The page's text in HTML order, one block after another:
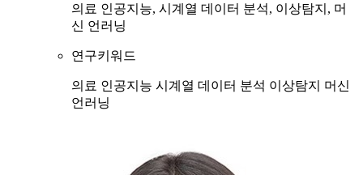
의료 인공지능, 시계열 데이터 분석, 이상탐지, 머
신 언러닝
연구키워드
의료 인공지능 시계열 데이터 분석 이상탐지
머신
언러닝